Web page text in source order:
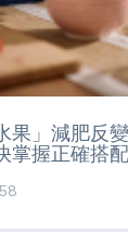
果」減肥反
握正確搭